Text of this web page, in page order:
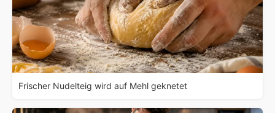
Frischer Nudelteig wird auf Mehl geknetet